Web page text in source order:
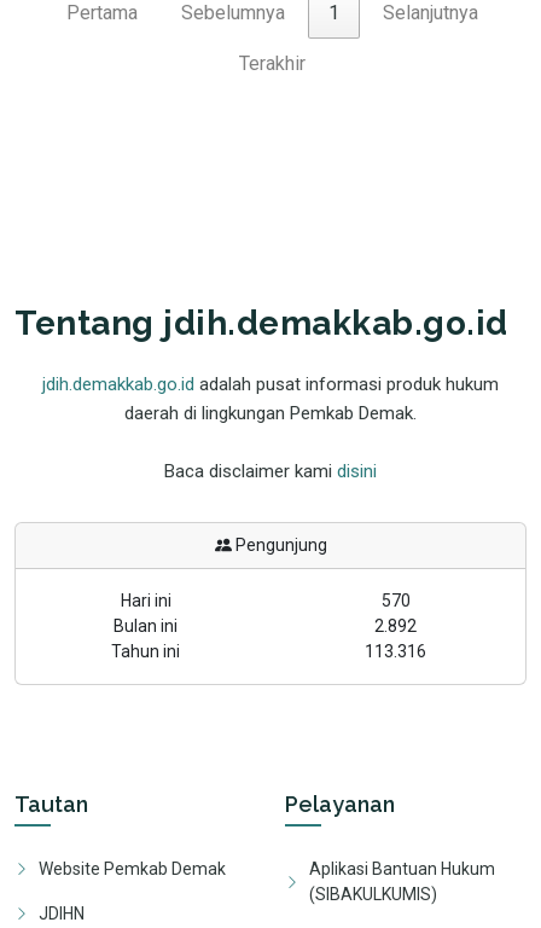
Pertama Sebelumnya 1 Selanjutnya
Terakhir
Tentang jdih.demakkab.go.id
jdih.demakkab.go.id adalah pusat informasi produk hukum
daerah di lingkungan Pemkab Demak.
Baca disclaimer kami disini
Pengunjung
Hari ini
570
Bulan ini
2.892
Tahun ini
113.316
Tautan
Website Pemkab Demak
JDIHN
Pelayanan
Aplikasi Bantuan Hukum
(SIBAKULKUMIS)